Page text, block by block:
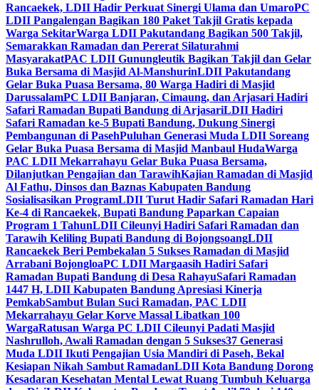
Rancaekek, LDII Hadir Perkuat Sinergi Ulama dan UmaroPC
LDII Pangalengan Bagikan 180 Paket Takjil Gratis kepada
Warga SekitarWarga LDII Pakutandang Bagikan 500 Takjil,
Semarakkan Ramadan dan Pererat Silaturahmi
MasyarakatPAC LDII Gunungleutik Bagikan Takjil dan Gelar
Buka Bersama di Masjid Al-ManshurinLDII Pakutandang
Gelar Buka Puasa Bersama, 80 Warga Hadiri di Masjid
DarussalamPC LDII Banjaran, Cimaung, dan Arjasari Hadiri
Safari Ramadan Bupati Bandung di ArjasariLDII Hadiri
Safari Ramadan ke-5 Bupati Bandung, Dukung Sinergi
Pembangunan di PasehPuluhan Generasi Muda LDII Soreang
Gelar Buka Puasa Bersama di Masjid Manbaul HudaWarga
PAC LDII Mekarrahayu Gelar Buka Puasa Bersama,
Dilanjutkan Pengajian dan TarawihKajian Ramadan di Masjid
Al Fathu, Dinsos dan Baznas Kabupaten Bandung
Sosialisasikan ProgramLDII Turut Hadir Safari Ramadan Hari
Ke-4 di Rancaekek, Bupati Bandung Paparkan Capaian
Program 1 TahunLDII Cileunyi Hadiri Safari Ramadan dan
Tarawih Keliling Bupati Bandung di BojongsoangLDII
Rancaekek Beri Pembekalan 5 Sukses Ramadan di Masjid
Arrabani BojongloaPC LDII Margaasih Hadiri Safari
Ramadan Bupati Bandung di Desa RahayuSafari Ramadan
1447 H, LDII Kabupaten Bandung Apresiasi Kinerja
PemkabSambut Bulan Suci Ramadan, PAC LDII
Mekarrahayu Gelar Korve Massal Libatkan 100
WargaRatusan Warga PC LDII Cileunyi Padati Masjid
Nashrulloh, Awali Ramadan dengan 5 Sukses37 Generasi
Muda LDII Ikuti Pengajian Usia Mandiri di Paseh, Bekal
Kesiapan Nikah Sambut RamadanLDII Kota Bandung Dorong
Kesadaran Kesehatan Mental Lewat Ruang Tumbuh Keluarga